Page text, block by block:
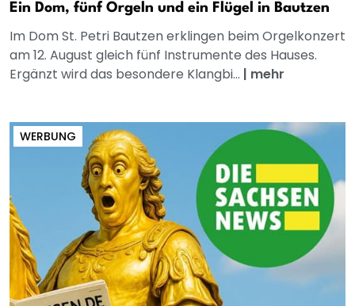
Ein Dom, fünf Orgeln und ein Flügel in Bautzen
Im Dom St. Petri Bautzen erklingen beim Orgelkonzert
am 12. August gleich fünf Instrumente des Hauses.
Ergänzt wird das besondere Klangbi... | mehr
WERBUNG